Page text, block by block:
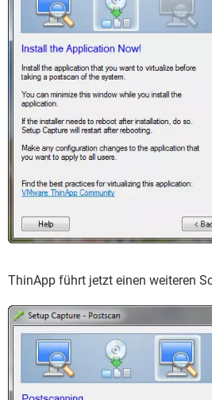
ThinApp führt jetzt einen weiteren